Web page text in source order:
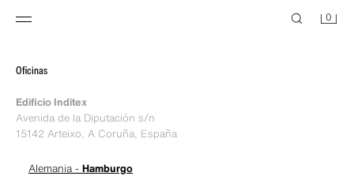
0
Oficinas
Edificio Inditex
Avenida de la Diputación s/n
15142 Arteixo, A Coruña, España
Alemania - Hamburgo